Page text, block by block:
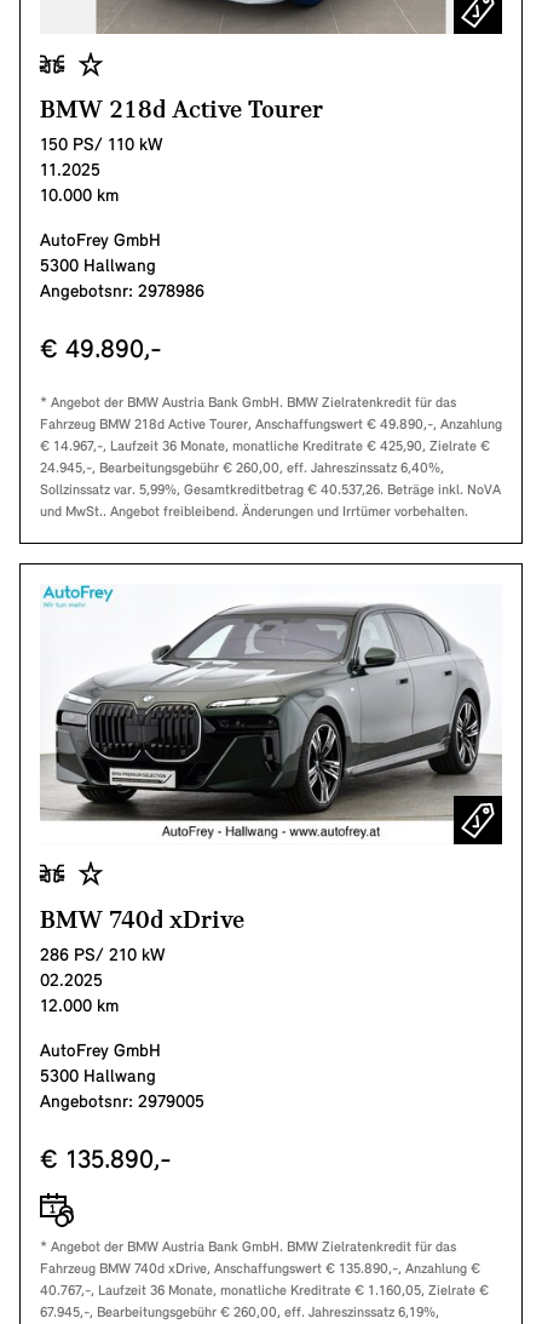
BMW 218d Active Tourer
150 PS/ 110 kW
11.2025
10.000 km
AutoFrey GmbH
5300 Hallwang
Angebotsnr: 2978986
€ 49.890,-
* Angebot der BMW Austria Bank GmbH. BMW Zielratenkredit für das
Fahrzeug BMW 218d Active Tourer, Anschaffungswert € 49.890,-, Anzahlung
€ 14.967,-, Laufzeit 36 Monate, monatliche Kreditrate € 425,90, Zielrate €
24.945,-, Bearbeitungsgebühr € 260,00, eff. Jahreszinssatz 6,40%,
Sollzinssatz var. 5,99%, Gesamtkreditbetrag € 40.537,26. Beträge inkl. NoVA
und MwSt.. Angebot freibleibend. Änderungen und Irrtümer vorbehalten.
BMW 740d xDrive
286 PS/ 210 kW
02.2025
12.000 km
AutoFrey GmbH
5300 Hallwang
Angebotsnr: 2979005
€ 135.890,-
* Angebot der BMW Austria Bank GmbH. BMW Zielratenkredit für das
Fahrzeug BMW 740d xDrive, Anschaffungswert € 135.890,-, Anzahlung €
40.767,-, Laufzeit 36 Monate, monatliche Kreditrate € 1.160,05, Zielrate €
67.945,-, Bearbeitungsgebühr € 260,00, eff. Jahreszinssatz 6,19%,